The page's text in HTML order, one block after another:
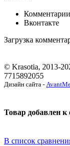
Комментарии
Вконтакте
Загрузка
© Krasotia, 2013-
7715892055
Дизайн сайта -
Товар добавлен
В список